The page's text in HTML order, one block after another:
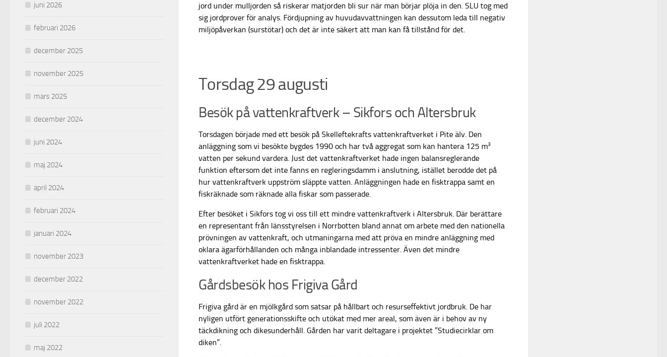
jord under mulljorden så riskerar matjorden bli sur när man börjar plöja in den. SLU tog med
sig jordprover för analys. Fördjupning av huvudavvattningen kan dessutom leda till negativ
miljöpåverkan (surstötar) och det är inte säkert att man kan få tillstånd för det.
Torsdag 29 augusti
Besök på vattenkraftverk – Sikfors och Altersbruk
Torsdagen började med ett besök på Skelleftekrafts vattenkraftverket i Pite älv. Den
anläggning som vi besökte bygdes 1990 och har två aggregat som kan hantera 125 m3
vatten per sekund vardera. Just det vattenkraftverket hade ingen balansreglerande
funktion eftersom det inte fanns en regleringsdamm i anslutning, istället berodde det på
hur vattenkraftverk uppström släppte vatten. Anläggningen hade en fisktrappa samt en
fiskräknade som räknade alla fiskar som passerade.
Efter besöket i Sikfors tog vi oss till ett mindre vattenkraftverk i Altersbruk. Där berättare
en representant från länsstyrelsen i Norrbotten bland annat om arbete med den nationella
prövningen av vattenkraft, och utmaningarna med att pröva en mindre anläggning med
oklara ägarförhållanden och många inblandade intressenter. Även det mindre
vattenkraftverket hade en fisktrappa.
Gårdsbesök hos Frigiva Gård
Frigiva gård är en mjölkgård som satsar på hållbart och resurseffektivt jordbruk. De har
nyligen utfört generationsskifte och utökat med mer areal, som även är i behov av ny
täckdikning och dikesunderhåll. Gården har varit deltagare i projektet ”Studiecirklar om
diken”.
juni 2026
februari 2026
december 2025
november 2025
mars 2025
december 2024
juni 2024
maj 2024
april 2024
februari 2024
januari 2024
november 2023
december 2022
november 2022
juli 2022
maj 2022